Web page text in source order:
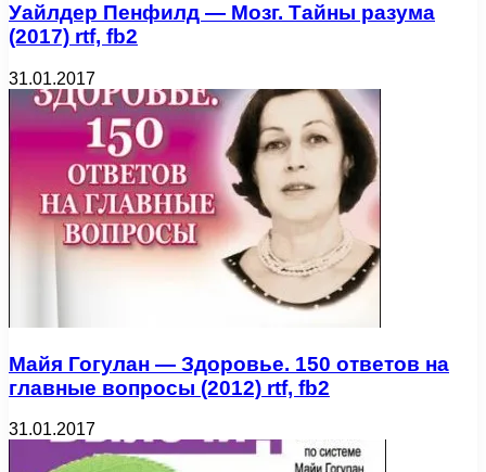
Уайлдер Пенфилд — Мозг. Тайны разума
(2017) rtf, fb2
31.01.2017
Майя Гогулан — Здоровье. 150 ответов на
главные вопросы (2012) rtf, fb2
31.01.2017